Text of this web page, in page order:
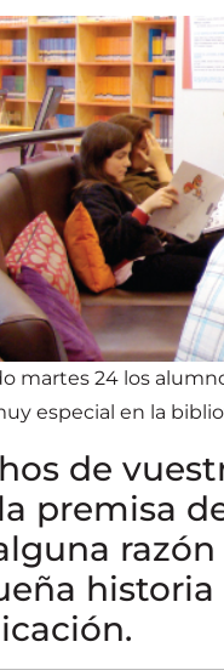
martes 24 los
especial en la
de
premisa
historia